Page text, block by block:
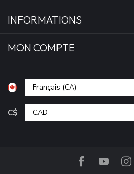
INFORMATIONS
MON COMPTE
C$